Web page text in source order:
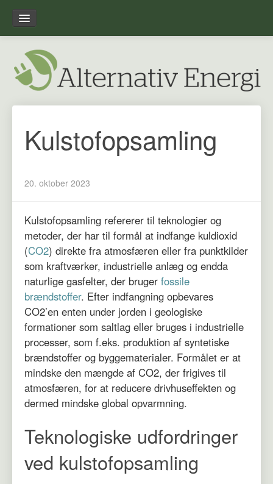
Forside
Leksikon
Om alternativ-energi.dk
Kulstofopsamling
20. oktober 2023
Kulstofopsamling refererer til teknologier og
metoder, der har til formål at indfange kuldioxid
(CO2) direkte fra atmosfæren eller fra punktkilder
som kraftværker, industrielle anlæg og endda
naturlige gasfelter, der bruger fossile
brændstoffer. Efter indfangning opbevares
CO2’en enten under jorden i geologiske
formationer som saltlag eller bruges i industrielle
processer, som f.eks. produktion af syntetiske
brændstoffer og byggematerialer. Formålet er at
mindske den mængde af CO2, der frigives til
atmosfæren, for at reducere drivhuseffekten og
dermed mindske global opvarmning.
Teknologiske udfordringer
ved kulstofopsamling